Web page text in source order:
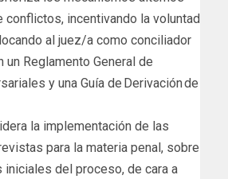
conflictos, incentivando la voluntad
al juez/a como conciliador
un Reglamento General de
y una Guía de Derivación de
la implementación de las
para la materia penal, sobre
iniciales del proceso, de cara a